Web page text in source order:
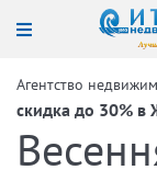
Агентство
скидка до 30% в